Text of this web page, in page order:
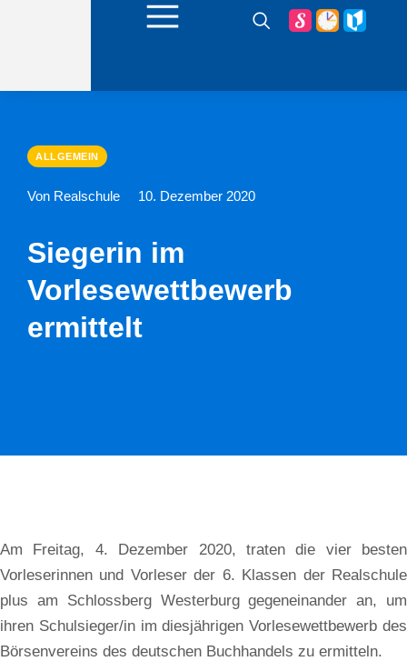
ALLGEMEIN
Von Realschule 10. Dezember 2020
Siegerin im
Vorlesewettbewerb
ermittelt
Am Freitag, 4. Dezember 2020, traten die vier besten
Vorleserinnen und Vorleser der 6. Klassen der Realschule
plus am Schlossberg Westerburg gegeneinander an, um
ihren Schulsieger/in im diesjährigen Vorlesewettbewerb des
Börsenvereins des deutschen Buchhandels zu ermitteln.